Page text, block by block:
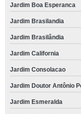
Jardim Boa Esperanca
Jardim Brasilandia
Jardim Brasilândia
Jardim California
Jardim Consolacao
Jardim Doutor Antônio
Jardim Esmeralda